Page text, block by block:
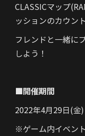
CLASSICマップ
ッションのカウン
フレンドと一緒に
しよう！
■開催期間
2022年4月29日(金
※ゲーム内イベン